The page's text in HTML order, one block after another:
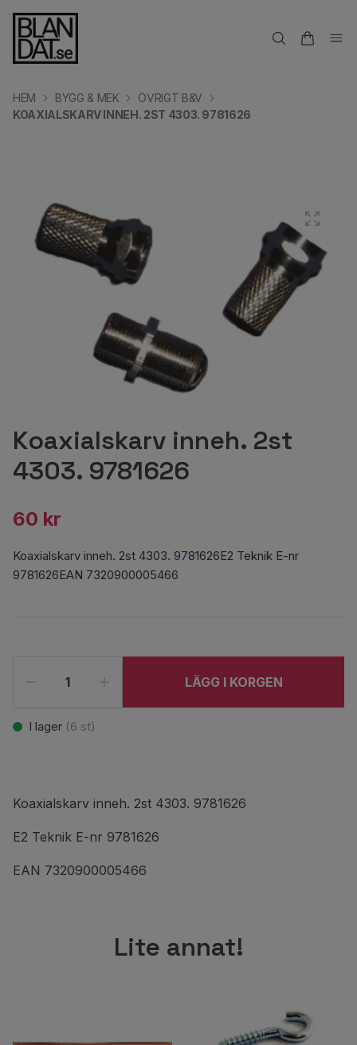
HEM BYGG & MEK
ÖVRIGT B&V
KOAXIALSKARV INNEH. 2ST 4303. 9781626
Koaxialskarv inneh. 2st
4303. 9781626
60 kr
Koaxialskarv inneh. 2st 4303. 9781626E2 Teknik E-nr
9781626EAN 7320900005466
LÄGG I KORGEN
I lager (6 st)
Koaxialskarv inneh. 2st 4303. 9781626
E2 Teknik E-nr 9781626
EAN 7320900005466
Lite annat!